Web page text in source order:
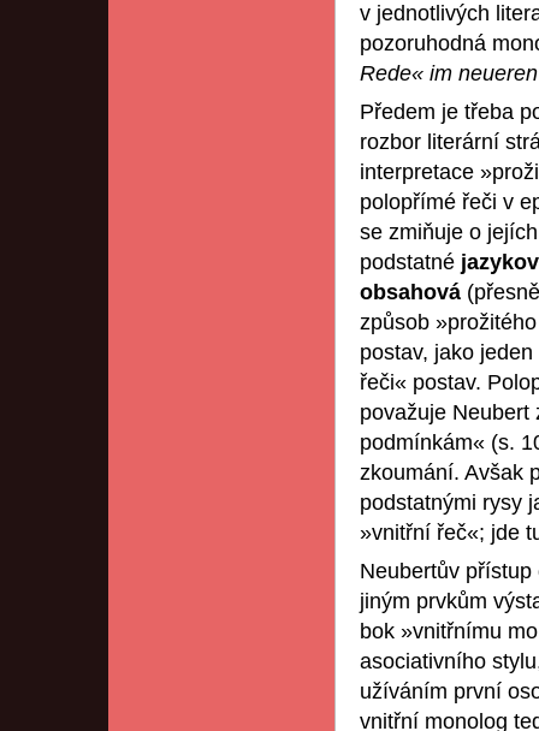
v jednotlivých
pozoruhodná
Rede« im
Předem je třeba
rozbor literární
interpretace
polopřímé řeči v
se zmiňuje o
podstatné
obsahová
způsob
postav, jako
řeči« postav.
považuje Neubert
podmínkám« (s.
zkoumání. Avšak
podstatnými rysy
»vnitřní řeč«; jde
Neubertův
jiným prvkům
bok »vnitřnímu
asociativního
užíváním první
vnitřní monolog